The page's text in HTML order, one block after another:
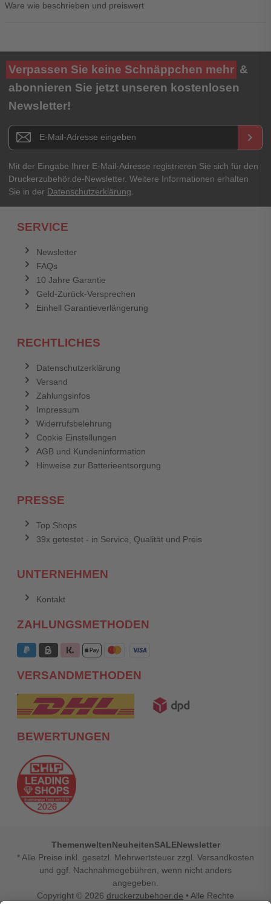
Ware wie beschrieben und preiswert
Ihre Bewertung**
★★★★★
Titel**
E-Mail-Adresse
Ihr Passwort
Verpassen Sie keine Schnäppchen mehr &
abonnieren Sie jetzt unseren kostenlosen
Newsletter!
Newsletter E-Mail Adresse keyboard_arrow_right
Mit der Eingabe Ihrer E-Mail-Adresse registrieren Sie sich für den
Druckerzubehör.de-Newsletter. Weitere Informationen erhalten
Sie in der Datenschutzerklärung
SERVICE
Newsletter
FAQs
10 Jahre Garantie
Geld-Zurück-Versprechen
Einhell Garantieverlängerung
RECHTLICHES
Datenschutzerklärung
Versand
Zahlungsinfos
Impressum
Widerrufsbelehrung
Cookie Einstellungen
AGB und Kundeninformation
Hinweise zur Batterieentsorgung
PRESSE
Top Shops
39x getestet - in Service, Qualität und Preis
UNTERNEHMEN
Kontakt
ZAHLUNGSMETHODEN
VERSANDMETHODEN
BEWERTUNGEN
ThemenweltenNeuheitenSALENewsletter
* Alle Preise inkl. gesetzl. Mehrwertsteuer zzgl. Versandkosten
und ggf. Nachnahmegebühren, wenn nicht anders
angegeben.
Copyright © 2026 druckerzubehoer.de • Alle Rechte